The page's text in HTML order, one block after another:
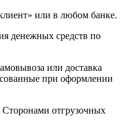
или в любом банке.
денежных средств по
или доставка
при оформлении
отгрузочных